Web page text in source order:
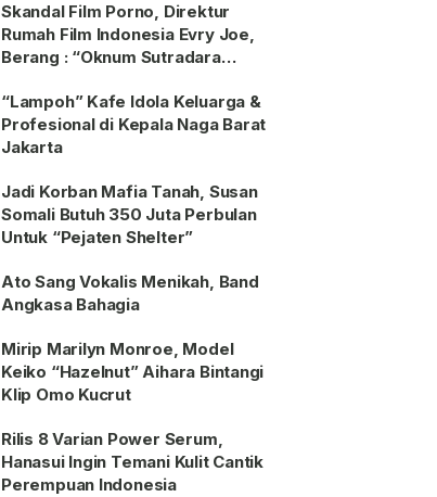
Skandal Film Porno, Direktur
Rumah Film Indonesia Evry Joe,
Berang : “Oknum Sutradara
“Lampoh” Kafe Idola Keluarga &
Profesional di Kepala Naga Barat
Jakarta
Jadi Korban Mafia Tanah, Susan
Somali Butuh 350 Juta Perbulan
Untuk “Pejaten Shelter”
Ato Sang Vokalis Menikah, Band
Angkasa Bahagia
Mirip Marilyn Monroe, Model
Keiko “Hazelnut” Aihara Bintangi
Klip Omo Kucrut
Rilis 8 Varian Power Serum,
Hanasui Ingin Temani Kulit Cantik
Perempuan Indonesia